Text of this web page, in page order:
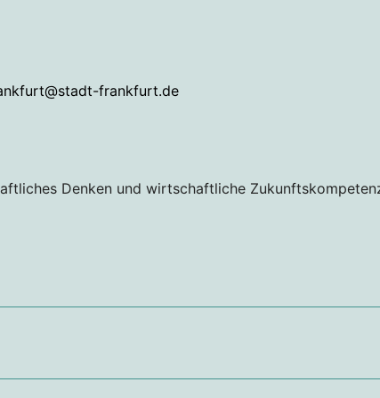
frankfurt.de
Denken und wirtschaftliche